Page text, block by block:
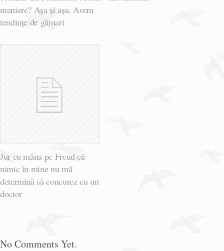
maniere? Așa și așa. Avem
tendințe de găinari
Jur cu mâna pe Freud că
nimic în mine nu mă
determină să concurez cu un
doctor
No Comments Yet.